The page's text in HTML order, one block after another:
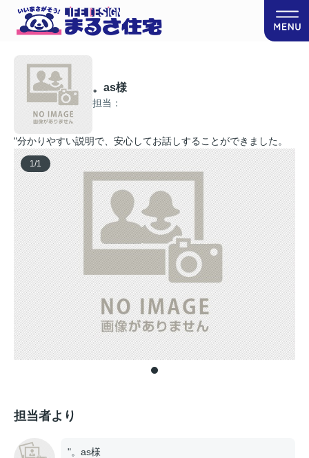
。as様
担当：
"分かりやすい説明で、安心してお話しすることができました。
1/1
担当者より
"。as様